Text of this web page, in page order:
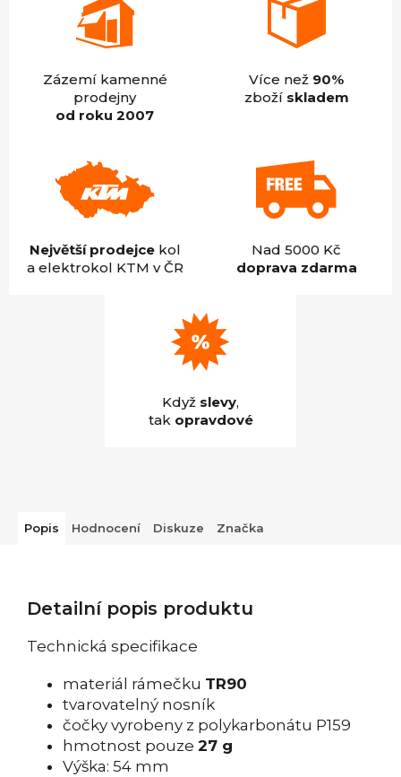
Zázemí kamenné
prodejny
od roku 2007
Více než 90%
zboží skladem
Největší prodejcekol
a elektrokol KTM v ČR
Nad 5000 Kč
doprava zdarma
Když slevy,
tak opravdové
Popis Hodnocení Diskuze Značka
Detailní popis produktu
Technická specifikace
materiál rámečku TR90
tvarovatelný nosník
čočky vyrobeny z polykarbonátu P159
hmotnost pouze 27 g
Výška: 54 mm